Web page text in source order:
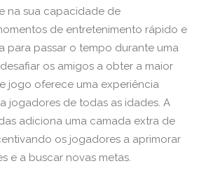
na sua capacidade de
de entretenimento rápido e
para passar o tempo durante uma
os amigos a obter a maior
jogo oferece uma experiência
jogadores de todas as idades. A
adiciona uma camada extra de
os jogadores a aprimorar
e a buscar novas metas.